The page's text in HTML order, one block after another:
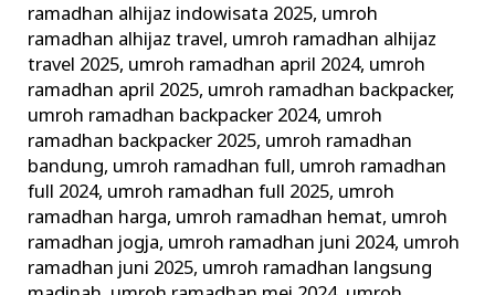
ramadhan alhijaz indowisata 2025, umroh
ramadhan alhijaz travel, umroh ramadhan alhijaz
travel 2025, umroh ramadhan april 2024, umroh
ramadhan april 2025, umroh ramadhan backpacker,
umroh ramadhan backpacker 2024, umroh
ramadhan backpacker 2025, umroh ramadhan
bandung, umroh ramadhan full, umroh ramadhan
full 2024, umroh ramadhan full 2025, umroh
ramadhan harga, umroh ramadhan hemat, umroh
ramadhan jogja, umroh ramadhan juni 2024, umroh
ramadhan juni 2025, umroh ramadhan langsung